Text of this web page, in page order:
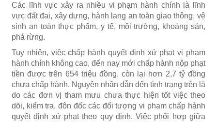
Các lĩnh vực xảy ra nhiều vi phạm hành chính là lĩnh
vực đất đai, xây dựng, hành lang an toàn giao thông, vệ
sinh an toàn thực phẩm, y tế, môi trường, khoáng sản,
phá rừng.
Tuy nhiên, việc chấp hành quyết định xử phạt vi phạm
hành chính không cao, đến nay mới chấp hành nộp phạt
tiền được trên 654 triệu đồng, còn lại hơn 2,7 tỷ đồng
chưa chấp hành. Nguyên nhân dẫn đến tình trạng trên là
do các đơn vị tham mưu chưa thực hiện tốt việc theo
dõi, kiểm tra, đôn đốc các đối tượng vi phạm chấp hành
quyết định xử phạt theo quy định. Việc phối hợp giữa